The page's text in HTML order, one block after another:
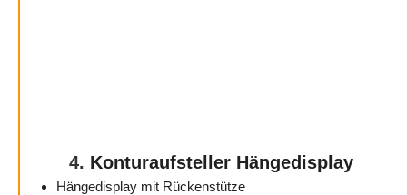
4. Konturaufsteller Hängedisplay
Hängedisplay mit Rückenstütze